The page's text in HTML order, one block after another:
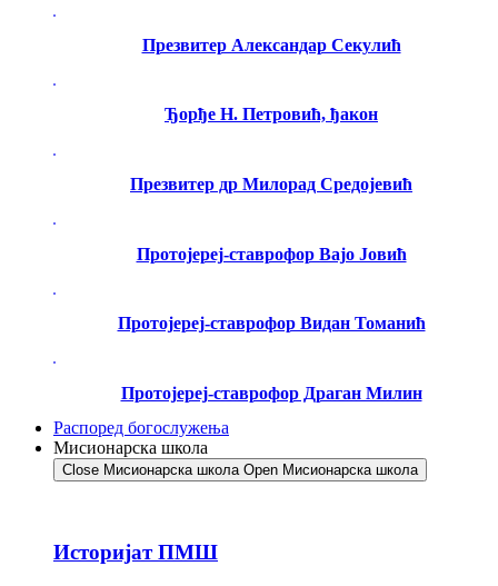
Презвитер Александар Секулић
Ђорђе Н. Петровић, ђакон
Презвитер др Милорад Средојевић
Протојереј-ставрофор Вајо Јовић
Протојереј-ставрофор Видан Томанић
Протојереј-ставрофор Драган Милин
Распоред богослужења
Мисионарска школа
Close Мисионарска школа Open Мисионарска школа
Историјат ПМШ